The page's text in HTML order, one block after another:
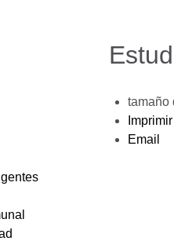
tamaño
Imprimir
Email